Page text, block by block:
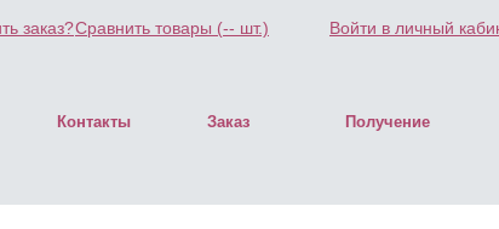
заказ?Сравнить товары (-- шт.) Войти в личный
Контакты Заказ Получение